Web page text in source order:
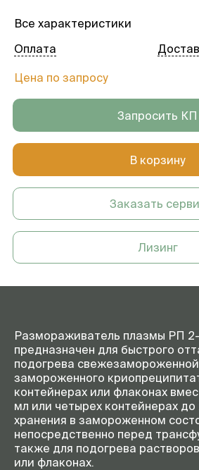
подогреваемых флаконов
Ёмкость камеры, дм
Время нагрева воды в
камере до рабочего режима
20
Время размораживания в
20
Максимально потребляемая
мощность, кВт, не более
1,5
Габаритные размеры, мм
(дл.* шир.* выс.)
Все характеристики
Цена по запросу
Оплата
Запросить КП
В корзину
Заказать
Лизинг
Размораживатель плазмы РП
предназначен для быстрого
подогрева
замороженного
контейнерах или флаконах
мл или четырех контейнерах
хранения в замороженном
непосредственно перед
также для подогрева
или флаконах.